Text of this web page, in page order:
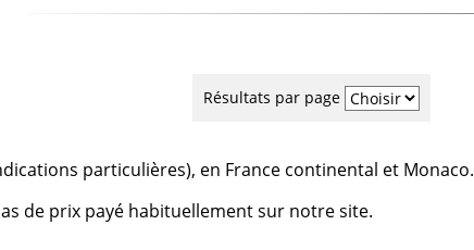
Résultats par page
particulières), en France continental et Monaco.
de prix payé habituellement sur notre site.